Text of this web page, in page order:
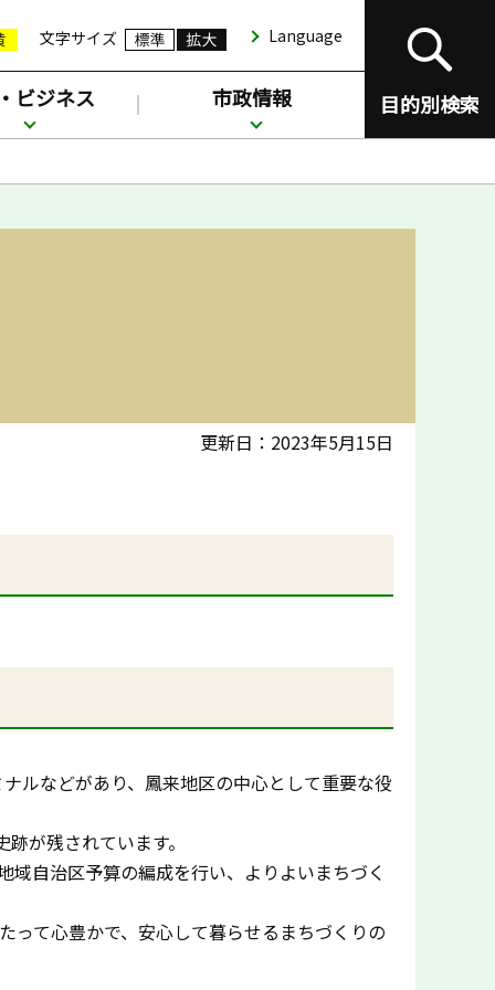
文字サイズ Language
目的別検索
ビジネス 市政情報
更新日：2023年5月15日
ルなどがあり、鳳来地区の中心として重要な役
が残されています。
自治区予算の編成を行い、よりよいまちづく
って心豊かで、安心して暮らせるまちづくりの